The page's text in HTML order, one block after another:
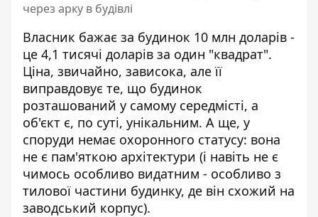
через арку в будівлі
Власник бажає за будинок 10 млн доларів -
це 4,1 тисячі доларів за один "квадрат".
Ціна, звичайно, зависока, але її
виправдовує те, що будинок
розташований у самому середмісті, а
об'єкт є, по суті, унікальним. А ще, у
споруди немає охоронного статусу: вона
не є пам'яткою архітектури (і навіть не є
чимось особливо видатним - особливо з
тилової частини будинку, де він схожий на
заводський корпус).